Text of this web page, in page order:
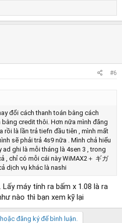
#6
đổi cách thanh toán bằng cách
credit thôi. Hơn nữa mình đăng
rồi là lần trả tiefn đầu tiên , mình mất
sẽ phải trả 4s9 nữa . Mình chả hiểu
ghi là mỗi tháng là 4sen 3 , trong
, chỉ có mỗi cái này WiMAX2＋ ギガ
dịch vụ khác là nashi
máy tính ra bấm x 1.08 là ra
nào thì bạn xem kỹ lại
đăng ký để bình luận.